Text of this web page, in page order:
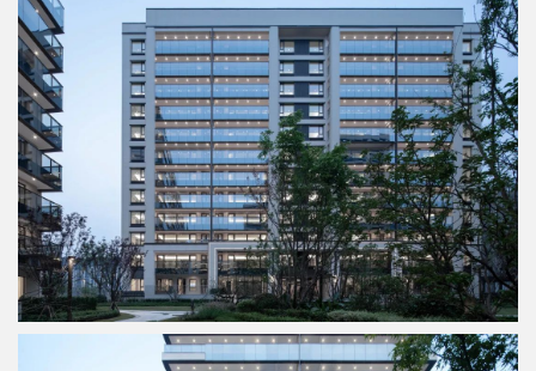
注重材料和质感。立面上采用 大面积玻璃、铝线脚等现
代建筑材料，突显建筑的精致感。色彩上采用深灰色、香
槟银色的类奢侈品配色，效果沉稳、大气、且不同凡响顶
部造型简洁，用材通透，营造轻奢的居住氛围。